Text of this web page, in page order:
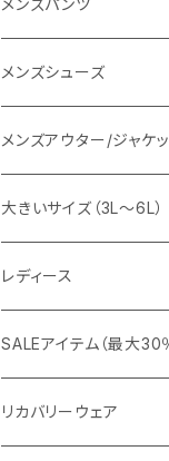
URBAN SQUARE
EDWIN
snow peak
G-stage
TETEHOMME
TAION
スラックス
ワイシャツ
シューズ
フォーマル
Tシャツ/ポロシャツ
シャツ/ポロシャツ
パーカー/スウェット
ニット
メンズパンツ
デニムパンツ
イージーパンツ
スラックス
メンズシューズ
メンズアウター/ジャケ
ジャケット
カジュアルジャケット
ビジネスジャケット
ブルゾン
コート
マウンテンパーカー/ア
大きいサイズ（3L～6L）
ビジネス
セットアップ
ワイシャツ
カジュアル
ニット/Tシャツ/カットソー
アウター
レディース
アウター
トップス（ブラウス/カット
SALEアイテム（最大30
リカバリーウェア